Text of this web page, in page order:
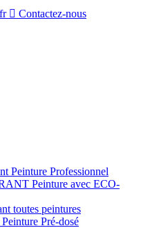
 Contactez-nous
Peinture Professionnel
Peinture avec ECO-
toutes peintures
Pré-dosé